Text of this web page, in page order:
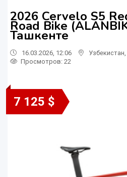
2026 Cervelo S5
Road Bike
Ташкенте
16.03.2026, 12:06 Узбекистан
Просмотров: 22
7 125 $